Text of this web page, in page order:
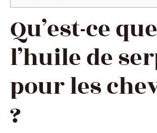
Qu’est-ce que
l’huile de
pour les
?